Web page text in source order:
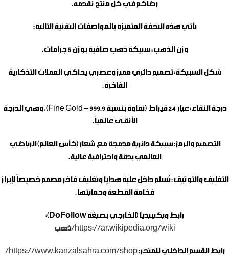
رضاكم في كل منتج نقدمه.
تأتي هذه التحفة المتميزة بالمواصفات التقنية التالية:
وزن الذهب:سبيكة ذهب صافية بوزن 5 جرامات.
شكل السبيكة:تصميم دائري مميز وعصري يحاكي العملات التذكارية
الفاخرة.
درجة النقاء:
عيار 24 قيراط (نقاوة بنسبة 999.9 – Fine Gold)، وهي الدرجة
الأنقـى عالمياً.
التصميم والرمز:سبيكة دائرية مدمجة مع شعار (كأس العالم) الرياضي
العالمي بدقة واحترافية عالية.
التغليف والتوثيق:تُسلم داخل علبة هدايا وتغليف فاخر مصمم خصيصاً لإبراز
فخامة القطعة وحمايتها.
رابط ويكيبيديا (الخارجي بصيغة DoFollow):
https://ar.wikipedia.org/wiki/ذهب
رابط القسم الداخلي للمتجر:https://www.kanzalsahra.com/shop/